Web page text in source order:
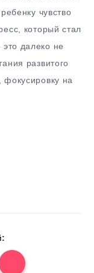
чувство
который стал
далеко не
развитого
на